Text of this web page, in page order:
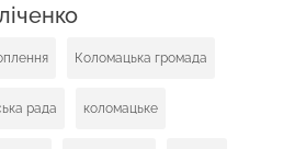
Коломацька громада
рада коломацьке